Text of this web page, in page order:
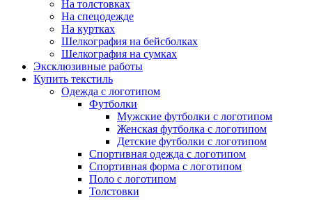
На толстовках
На спецодежде
На куртках
Шелкография на бейсболках
Шелкография на сумках
Эксклюзивные работы
Купить текстиль
Одежда с логотипом
Футболки
Мужские футболки с логотипом
Женская футболка с логотипом
Детские футболки с логотипом
Спортивная одежда с логотипом
Спортивная форма с логотипом
Поло с логотипом
Толстовки